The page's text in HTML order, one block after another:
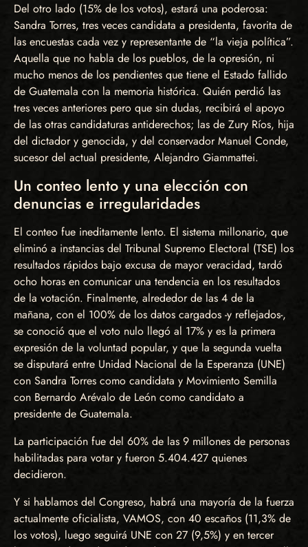
Del otro lado (15% de los votos), estará una poderosa:
Sandra Torres, tres veces candidata a presidenta, favorita de
las encuestas cada vez y representante de “la vieja política”.
Aquella que no habla de los pueblos, de la opresión, ni
mucho menos de los pendientes que tiene el Estado fallido
de Guatemala con la memoria histórica. Quién perdió las
tres veces anteriores pero que sin dudas, recibirá el apoyo
de las otras candidaturas antiderechos; las de Zury Ríos, hija
del dictador y genocida, y del conservador Manuel Conde,
sucesor del actual presidente, Alejandro Giammattei.
Un conteo lento y una elección con
denuncias e irregularidades
El conteo fue ineditamente lento. El sistema millonario, que
eliminó a instancias del Tribunal Supremo Electoral (TSE) los
resultados rápidos bajo excusa de mayor veracidad, tardó
ocho horas en comunicar una tendencia en los resultados
de la votación. Finalmente, alrededor de las 4 de la
mañana, con el 100% de los datos cargados -y reflejados-,
se conoció que el voto nulo llegó al 17% y es la primera
expresión de la voluntad popular, y que la segunda vuelta
se disputará entre Unidad Nacional de la Esperanza (UNE)
con Sandra Torres como candidata y Movimiento Semilla
con Bernardo Arévalo de León como candidato a
presidente de Guatemala.
La participación fue del 60% de las 9 millones de personas
habilitadas para votar y fueron 5.404.427 quienes
decidieron.
Y si hablamos del Congreso, habrá una mayoría de la fuerza
actualmente oficialista, VAMOS, con 40 escaños (11,3% de
los votos), luego seguirá UNE con 27 (9,5%) y en tercer